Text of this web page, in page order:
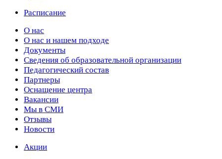
Расписание
О нас
О нас и нашем подходе
Документы
Сведения об образовательной организации
Педагогический состав
Партнеры
Оснащение центра
Вакансии
Мы в СМИ
Отзывы
Новости
Акции